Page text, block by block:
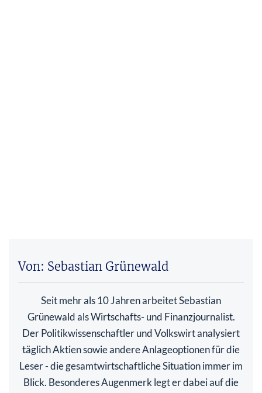
Von: Sebastian Grünewald
Seit mehr als 10 Jahren arbeitet Sebastian
Grünewald als Wirtschafts- und Finanzjournalist.
Der Politikwissenschaftler und Volkswirt analysiert
täglich Aktien sowie andere Anlageoptionen für die
Leser - die gesamtwirtschaftliche Situation immer im
Blick. Besonderes Augenmerk legt er dabei auf die